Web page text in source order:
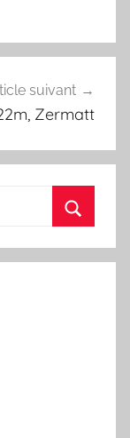
suivant
Zermatt